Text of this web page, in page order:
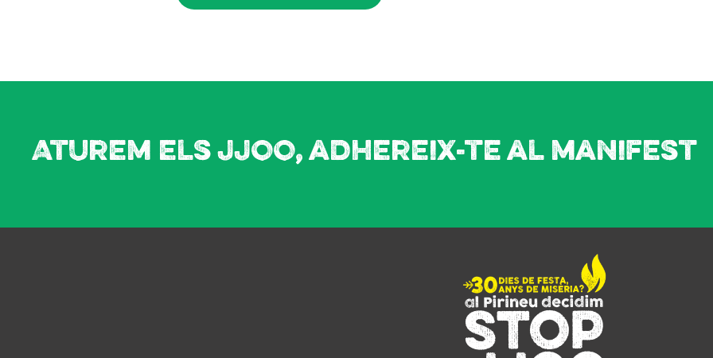
Aturem els JJOO, adhereix-te al manifest